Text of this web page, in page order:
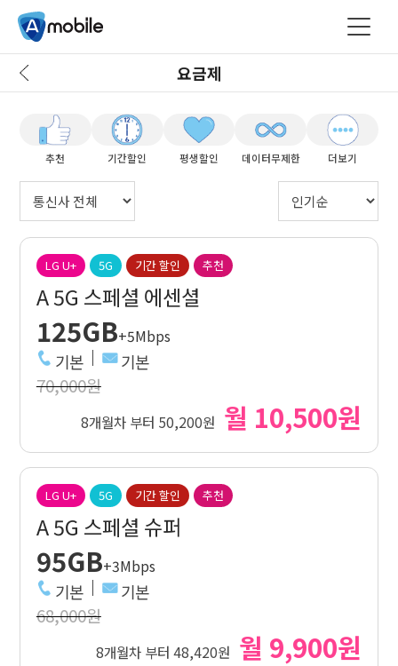
요금제
추천 기간할인 평생할인 데이터무제한 더보기
LG U+ 5G 기간 할인 추천
A 5G 스페셜 에센셜
125GB+5Mbps
기본 기본
70,000원
8개월차 부터 50,200원 월 10,500원
LG U+ 5G 기간 할인 추천
A 5G 스페셜 슈퍼
95GB+3Mbps
기본 기본
68,000원
8개월차 부터 48,420원 월 9,900원